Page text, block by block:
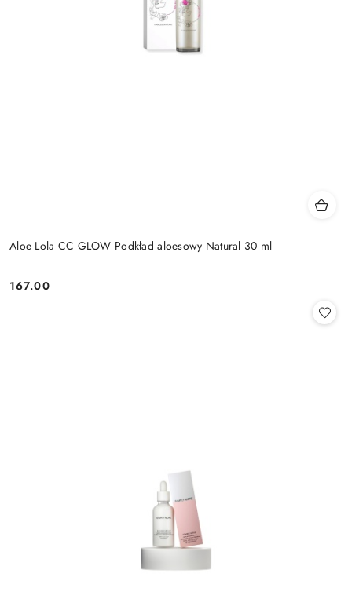
Aloe Lola CC GLOW Podkład aloesowy Natural 30 ml
Cena:
167.00